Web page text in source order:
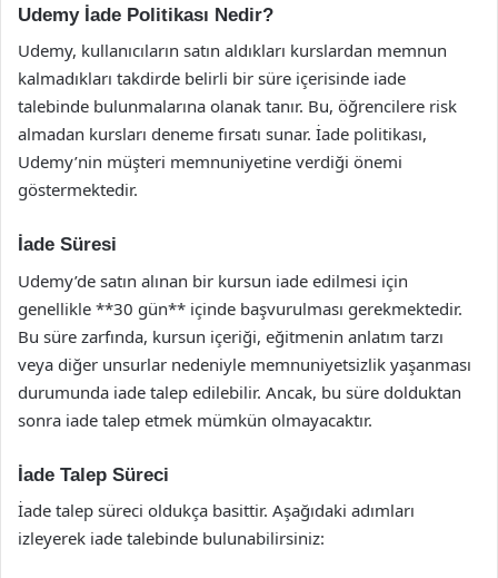
Udemy İade Politikası Nedir?
Udemy, kullanıcıların satın aldıkları kurslardan memnun
kalmadıkları takdirde belirli bir süre içerisinde iade
talebinde bulunmalarına olanak tanır. Bu, öğrencilere risk
almadan kursları deneme fırsatı sunar. İade politikası,
Udemy’nin müşteri memnuniyetine verdiği önemi
göstermektedir.
İade Süresi
Udemy’de satın alınan bir kursun iade edilmesi için
genellikle **30 gün** içinde başvurulması gerekmektedir.
Bu süre zarfında, kursun içeriği, eğitmenin anlatım tarzı
veya diğer unsurlar nedeniyle memnuniyetsizlik yaşanması
durumunda iade talep edilebilir. Ancak, bu süre dolduktan
sonra iade talep etmek mümkün olmayacaktır.
İade Talep Süreci
İade talep süreci oldukça basittir. Aşağıdaki adımları
izleyerek iade talebinde bulunabilirsiniz: